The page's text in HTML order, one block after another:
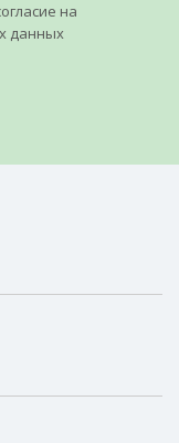
на
данных